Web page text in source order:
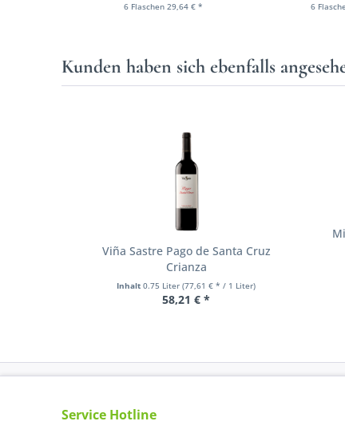
6 Flaschen 29,64 € * 6
Kunden haben sich ebenfalls
Viña Sastre Pago de Santa Cruz
Crianza
Inhalt0.75 Liter(77,61 € * / 1 Liter)
58,21 € *
Service Hotline